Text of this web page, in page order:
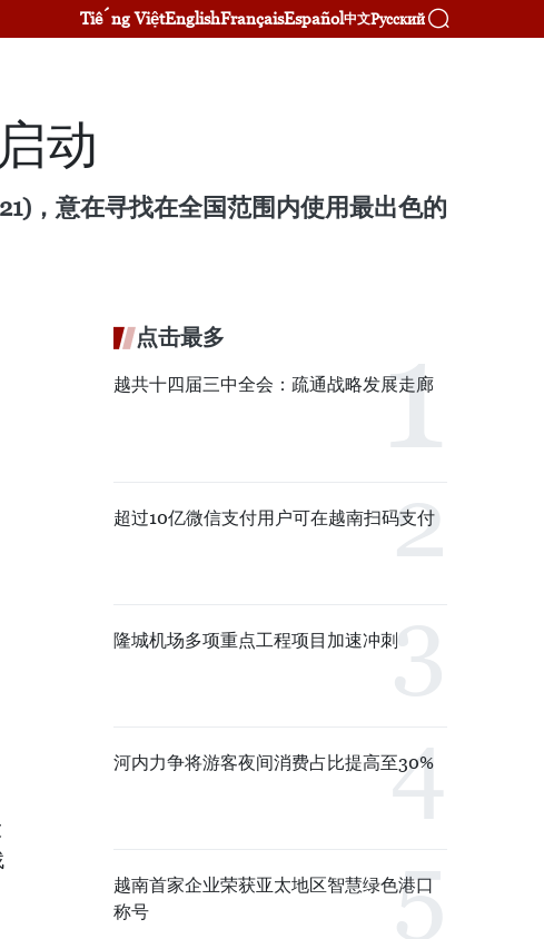
Tiếng ViệtEnglishFrançaisEspañol中文Русский
动
，意在寻找在全国范围内使用最出色的
点击最多
越共十四届三中全会：疏通战略发展走廊
超过10亿微信支付用户可在越南扫码支付
隆城机场多项重点工程项目加速冲刺
河内力争将游客夜间消费占比提高至30%
越南首家企业荣获亚太地区智慧绿色港口
称号